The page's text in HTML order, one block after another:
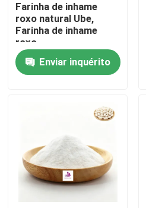
Casa
Sobre nós
Excursão da fábrica
Farinha de inhame
roxo natural Ube,
Farinha de inhame
roxo
Enviar inquérito